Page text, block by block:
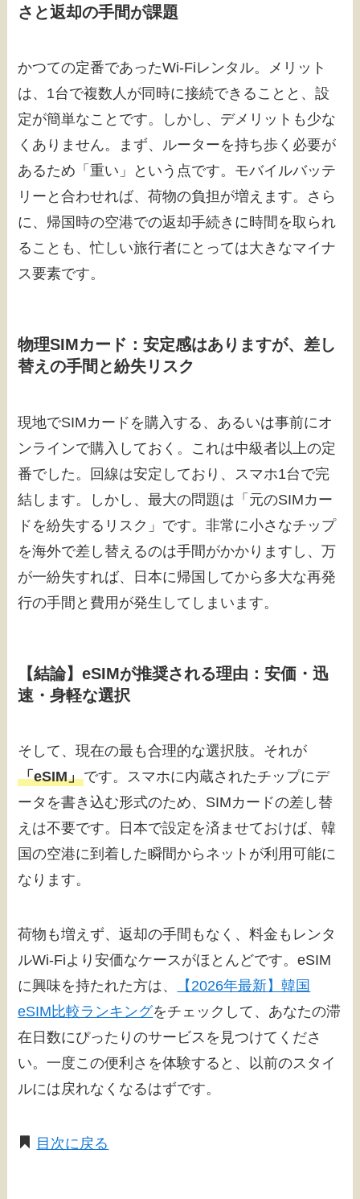
さと返却の手間が課題
かつての定番であったWi-Fiレンタル。メリット
は、1台で複数人が同時に接続できることと、設
定が簡単なことです。しかし、デメリットも少な
くありません。まず、ルーターを持ち歩く必要が
あるため「重い」という点です。モバイルバッテ
リーと合わせれば、荷物の負担が増えます。さら
に、帰国時の空港での返却手続きに時間を取られ
ることも、忙しい旅行者にとっては大きなマイナ
ス要素です。
物理SIMカード：安定感はありますが、差し
替えの手間と紛失リスク
現地でSIMカードを購入する、あるいは事前にオ
ンラインで購入しておく。これは中級者以上の定
番でした。回線は安定しており、スマホ1台で完
結します。しかし、最大の問題は「元のSIMカー
ドを紛失するリスク」です。非常に小さなチップ
を海外で差し替えるのは手間がかかりますし、万
が一紛失すれば、日本に帰国してから多大な再発
行の手間と費用が発生してしまいます。
【結論】eSIMが推奨される理由：安価・迅
速・身軽な選択
そして、現在の最も合理的な選択肢。それが
「eSIM」です。スマホに内蔵されたチップにデ
ータを書き込む形式のため、SIMカードの差し替
えは不要です。日本で設定を済ませておけば、韓
国の空港に到着した瞬間からネットが利用可能に
なります。
荷物も増えず、返却の手間もなく、料金もレンタ
ルWi-Fiより安価なケースがほとんどです。eSIM
に興味を持たれた方は、
【2026年最新】韓国
eSIM比較ランキングをチェックして、あなたの滞
在日数にぴったりのサービスを見つけてくださ
い。一度この便利さを体験すると、以前のスタイ
ルには戻れなくなるはずです。
目次に戻る